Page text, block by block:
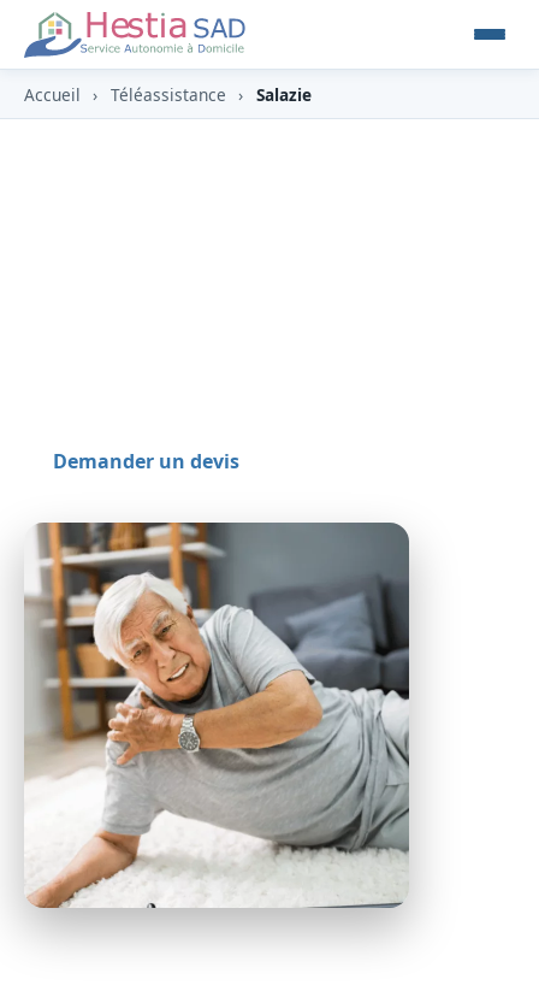
Accueil › Téléassistance › Salazie
Demander un devis